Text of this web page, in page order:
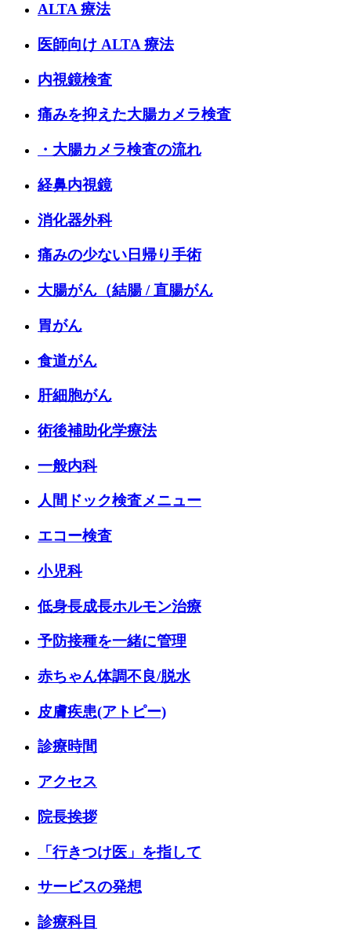
ALTA 療法
医師向け ALTA 療法
内視鏡検査
痛みを抑えた大腸カメラ検査
・大腸カメラ検査の流れ
経鼻内視鏡
消化器外科
痛みの少ない日帰り手術
大腸がん（結腸 / 直腸がん
胃がん
食道がん
肝細胞がん
術後補助化学療法
一般内科
人間ドック検査メニュー
エコー検査
小児科
低身長成長ホルモン治療
予防接種を一緒に管理
赤ちゃん体調不良/脱水
皮膚疾患(アトピー)
診療時間
アクセス
院長挨拶
「行きつけ医」を指して
サービスの発想
診療科目